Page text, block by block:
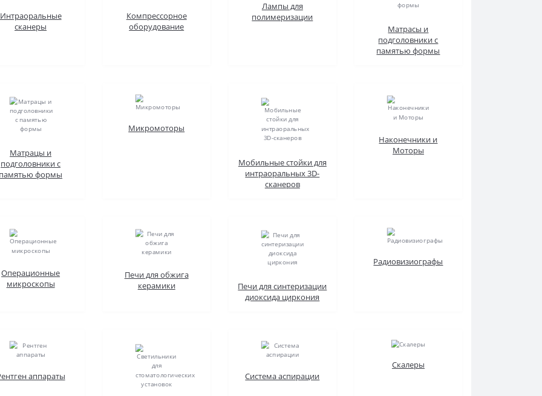
Интраоральные
сканеры
Компрессорное
оборудование
Лампы для
полимеризации
Матрасы и
подголовники с
памятью формы
Матрацы и
подголовники с
памятью формы
Микромоторы
Мобильные стойки для
интраоральных 3D-
сканеров
Наконечники и
Моторы
Операционные
микроскопы
Печи для обжига
керамики
Печи для синтеризации
диоксида циркония
Радиовизиографы
аппараты Система аспирации
Скалеры